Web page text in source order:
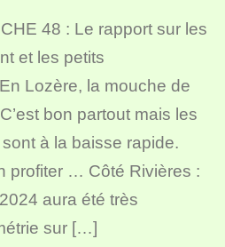
48 : Le rapport sur les
et les petits
Lozère, la mouche de
bon partout mais les
à la baisse rapide.
profiter … Côté Rivières :
aura été très
sur […]